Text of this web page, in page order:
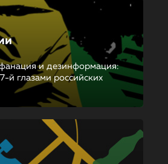
и дезинформация:
й глазами российских